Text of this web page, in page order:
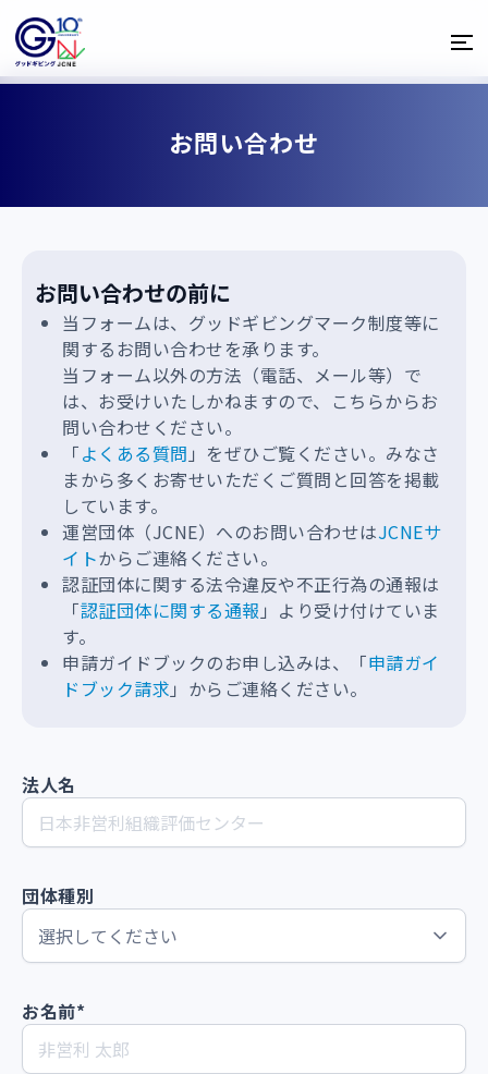
お問い合わせ
お問い合わせの前に
当フォームは、グッドギビングマーク制度等に
関するお問い合わせを承ります。
当フォーム以外の方法（電話、メール等）で
は、お受けいたしかねますので、こちらからお
問い合わせください。
「よくある質問 」をぜひご覧ください。みなさ
まから多くお寄せいただくご質問と回答を掲載
しています。
運営団体（JCNE）へのお問い合わせはJCNEサ
イトからご連絡ください。
認証団体に関する法令違反や不正行為の通報は
「認証団体に関する通報 」より受け付けていま
す。
申請ガイドブックのお申し込みは、「申請ガイ
ドブック請求 」からご連絡ください。
法人名
団体種別
お名前*